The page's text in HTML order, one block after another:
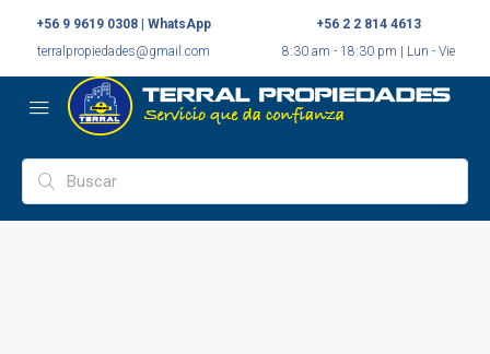
+56 9 9619 0308 | WhatsApp
terralpropiedades@gmail.com
+56 2 2 814 4613
8:30 am - 18:30 pm | Lun - Vie